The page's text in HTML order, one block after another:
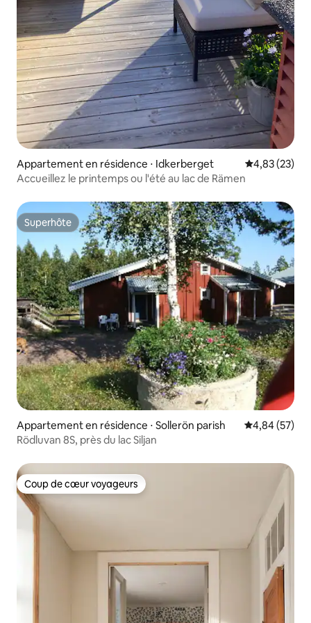
Appartement en résidence ⋅ Idkerberget Évaluation
4,83 (23)
Accueillez le printemps ou l'été au lac de Rämen
Superhôte
Superhôte
Appartement en résidence ⋅ Sollerön parish Évaluation
4,84 (57)
Rödluvan 8S, près du lac Siljan
Coup de cœur voyageurs
Coup de cœur voyageurs